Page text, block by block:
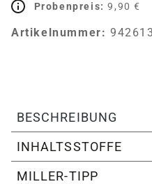
Probenpreis: 9,90 €
Artikelnummer: 942613
BESCHREIBUNG
INHALTSSTOFFE
MILLER-TIPP